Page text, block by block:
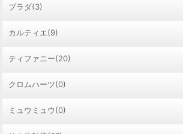
プラダ(3)
カルティエ(9)
ティファニー(20)
クロムハーツ(0)
ミュウミュウ(0)